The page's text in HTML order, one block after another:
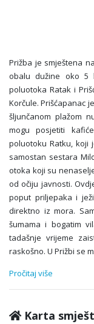
Prižba je smještena
obalu dužine oko 5
poluotoka Ratak i
Korčule. Prišćapanac
šljunčanom plažom
mogu posjetiti
poluotoku Ratku, koji
samostan sestara
otoka koji su
od očiju javnosti.
poput priljepaka i
direktno iz mora.
šumama i bogatim
tadašnje vrijeme
raskošno. U Prižbi se
Pročitaj više
Karta